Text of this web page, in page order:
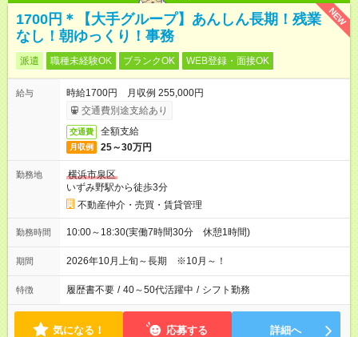
NEW
1700円＊【大手グループ】あんしん長期！残業
なし！朝ゆっくり！事務
派遣 職種未経験OK ブランクOK WEB登録・面接OK
給与
時給1700円 月収例 255,000円
交通費別途支給あり
交通費 全額支給
月収例 25～30万円
勤務地
横浜市泉区
いずみ野駅から徒歩3分
不動産仲介・売買・賃貸管理
勤務時間 10:00～18:30(実働7時間30分 休憩1時間)
期間 2026年10月上旬～長期 ※10月～！
特徴 履歴書不要 / 40～50代活躍中 / シフト勤務
気になる！ 応募する 詳細へ